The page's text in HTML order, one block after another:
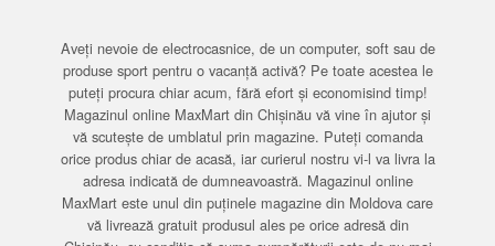
Aveți nevoie de electrocasnice, de un computer, soft sau de
produse sport pentru o vacanță activă? Pe toate acestea le
puteți procura chiar acum, fără efort și economisind timp!
Magazinul online MaxMart din Chișinău vă vine în ajutor și
vă scutește de umblatul prin magazine. Puteți comanda
orice produs chiar de acasă, iar curierul nostru vi-l va livra la
adresa indicată de dumneavoastră. Magazinul online
MaxMart este unul din puținele magazine din Moldova care
vă livrează gratuit produsul ales pe orice adresă din